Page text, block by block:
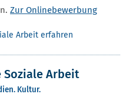
Zur Onlinebewerbung
Arbeit erfahren
Soziale Arbeit
Kultur.